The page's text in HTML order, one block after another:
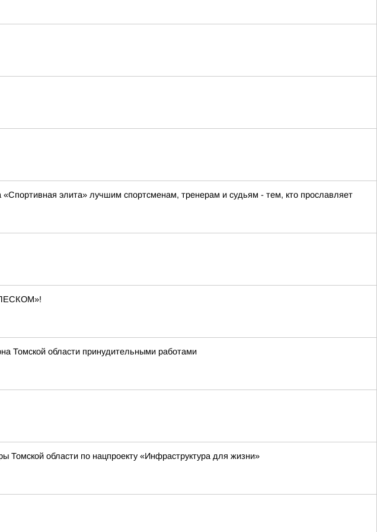
элита» лучшим спортсменам, тренерам и судьям - тем, кто прославляет
Томской области принудительными работами
области по нацпроекту «Инфраструктура для жизни»